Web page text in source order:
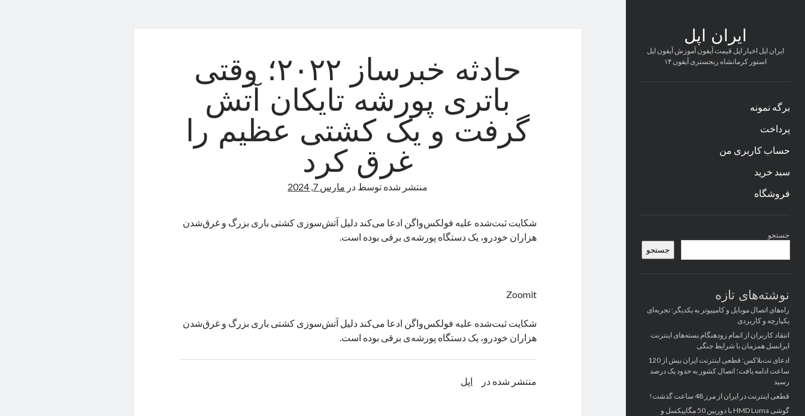
ایران اپل
ایران اپل اخبار اپل قیمت آیفون آموزش آیفون اپل
استور کرمانشاه ریجستری آیفون ۱۴
برگه نمونه
پرداخت
حساب کاربری من
سبد خرید
فروشگاه
کناری
جستجو
جستجو
نوشته‌های تازه
راه‌های اتصال موبایل و کامپیوتر به یکدیگر: تجربه‌ای
یکپارچه و کاربردی
انتقاد کاربران از اتمام زودهنگام بسته‌های اینترنت
ایرانسل همزمان با شرایط جنگی
ادعای نت‌بلاکس: قطعی اینترنت ایران بیش از 120
ساعت ادامه یافت؛ اتصال کشور به حدود یک درصد
رسید
قطعی اینترنت در ایران از مرز 48 ساعت گذشت!
گوشی HMD Luma با دوربین 50 مگاپیکسل و
حادثه خبرساز ۲۰۲۲؛ وقتی
باتری پورشه تایکان آتش
گرفت و یک کشتی عظیم را
غرق کرد
منتشر شده توسط در مارس 7, 2024
شکایت ثبت‌شده علیه فولکس‌واگن ادعا می‌کند دلیل آتش‌سوزی کشتی باری بزرگ و غرق‌شدن
هزاران خودرو، یک دستگاه پورشه‌ی برقی بوده است.
Zoomit
شکایت ثبت‌شده علیه فولکس‌واگن ادعا می‌کند دلیل آتش‌سوزی کشتی باری بزرگ و غرق‌شدن
هزاران خودرو، یک دستگاه پورشه‌ی برقی بوده است.
منتشر شده در اپل